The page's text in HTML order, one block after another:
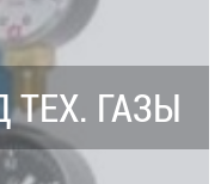
ГАЗЫ